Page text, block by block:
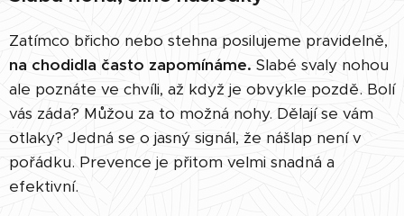
Zatímco břicho nebo stehna posilujeme pravidelně,
na chodidla často zapomínáme. Slabé svaly nohou
ale poznáte ve chvíli, až když je obvykle pozdě. Bolí
vás záda? Můžou za to možná nohy. Dělají se vám
otlaky? Jedná se o jasný signál, že nášlap není v
pořádku. Prevence je přitom velmi snadná a
efektivní.